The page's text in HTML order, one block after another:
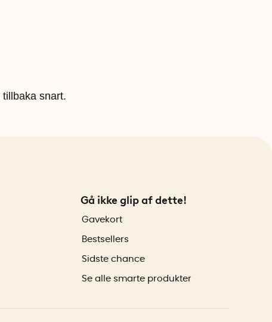
snart.
Gå ikke glip af dette!
Gavekort
Bestsellers
Sidste chance
Se alle smarte produkter